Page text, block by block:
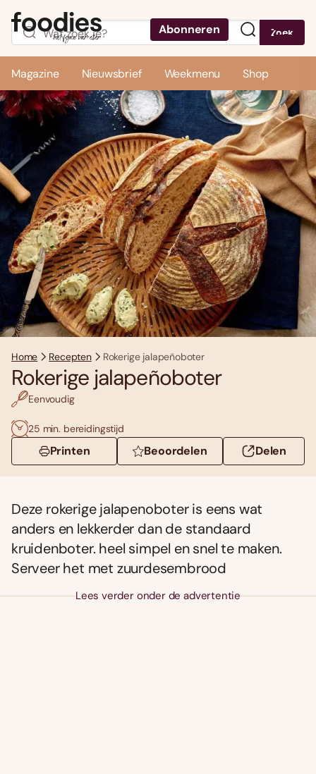
Abonneren Zoek
Magazine Nieuwsbrief Weekmenu Shop
Home Recepten Rokerige jalapeñoboter
Rokerige jalapeñoboter
Eenvoudig
25 min. bereidingstijd
Printen Beoordelen Delen
Deze rokerige jalapenoboter is eens wat
anders en lekkerder dan de standaard
kruidenboter. heel simpel en snel te maken.
Serveer het met zuurdesembrood
Lees verder onder de advertentie